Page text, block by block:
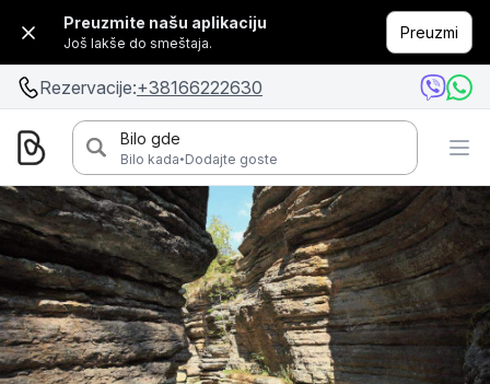
Preuzmite našu aplikaciju
Još lakše do smeštaja.
Preuzmi
Rezervacije:+38166222630
Bilo gde
Bilo kada·Dodajte goste